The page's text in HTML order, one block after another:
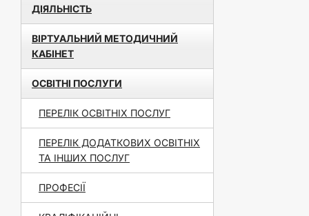
ДІЯЛЬНІСТЬ
ВІРТУАЛЬНИЙ МЕТОДИЧНИЙ
КАБІНЕТ
ОСВІТНІ ПОСЛУГИ
ПЕРЕЛІК ОСВІТНІХ ПОСЛУГ
ПЕРЕЛІК ДОДАТКОВИХ ОСВІТНІХ
ТА ІНШИХ ПОСЛУГ
ПРОФЕСІЇ